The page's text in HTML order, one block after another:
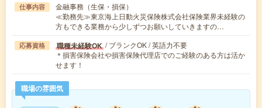
仕事内容
金融事務（生保・損保）
≪勤務先≫東京海上日動火災保険株式会社保険業界未経験の
方もできる業務から少しずつお願いしていきますの…
応募資格 職種未経験OK / ブランクOK / 英語力不要
＊損害保険会社や損害保険代理店でのご経験のある方は活か
せます！
職場の雰囲気